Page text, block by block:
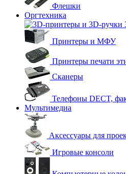
Флешки
Оргтехника
Принтеры и МФУ
Принтеры печати
Сканеры
Телефоны DECT,
Мультимедиа
Аксессуары для
Игровые консоли